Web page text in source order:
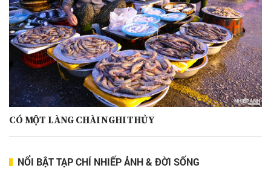
CÓ MỘT LÀNG CHÀI NGHI THỦY
NỔI BẬT TẠP CHÍ NHIẾP ẢNH & ĐỜI SỐNG